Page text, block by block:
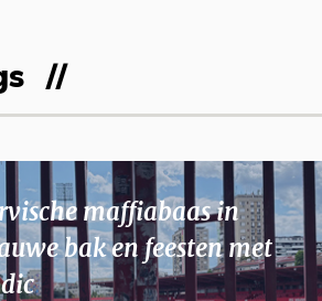
maffiabaas in
bak en feesten met